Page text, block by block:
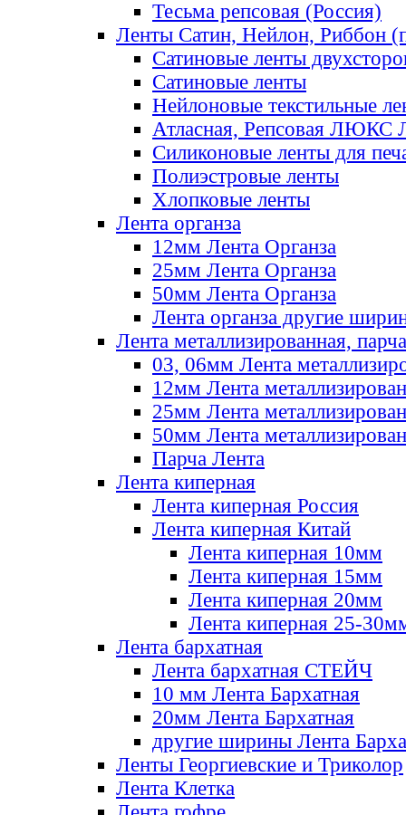
Тесьма репсовая (Россия)
Ленты Сатин, Нейлон, Риббон
Сатиновые ленты
Сатиновые ленты
Нейлоновые текстильные
Атласная, Репсовая ЛЮКС
Силиконовые ленты для
Полиэстровые ленты
Хлопковые ленты
Лента органза
12мм Лента Органза
25мм Лента Органза
50мм Лента Органза
Лента органза другие
Лента металлизированная, парча
03, 06мм Лента
12мм Лента
25мм Лента
50мм Лента
Парча Лента
Лента киперная
Лента киперная Россия
Лента киперная Китай
Лента киперная 10мм
Лента киперная 15мм
Лента киперная 20мм
Лента киперная 25-
Лента бархатная
Лента бархатная СТЕЙЧ
10 мм Лента Бархатная
20мм Лента Бархатная
другие ширины Лента
Ленты Георгиевские и Триколор
Лента Клетка